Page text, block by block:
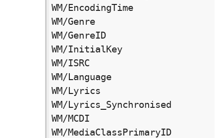
WM/EncodingTime　　　　　　　　
WM/Genre　　　　　　　　　　　　
WM/GenreID　　　　　　　　　　　
WM/InitialKey　　　　　　　　　
WM/ISRC　　　　　　　　　　　　
WM/Language　　　　　　　　　　
WM/Lyrics　　　　　　　　　　　
WM/Lyrics_Synchronised　　　　
WM/MCDI　　　　　　　　　　　　
WM/MediaClassPrimaryID　　　　